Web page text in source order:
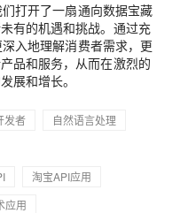
打开了一扇通向数据宝藏
有的机遇和挑战。通过充
入地理解消费者需求，更
品和服务，从而在激烈的
展和增长。
发者
自然语言处理
淘宝API应用
应用